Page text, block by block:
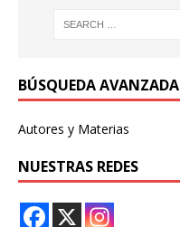
BÚSQUEDA AVANZADA
Autores y Materias
NUESTRAS REDES